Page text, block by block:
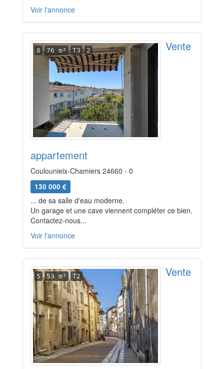
Voir l'annonce
8 76 m² T3 2 Vente
appartement
Coulounieix-Chamiers 24660 - 0
130 000 €
... de sa salle d'eau moderne.
Un garage et une cave viennent compléter ce bien.
Contactez-nous...
Voir l'annonce
5 53 m² T2 Vente